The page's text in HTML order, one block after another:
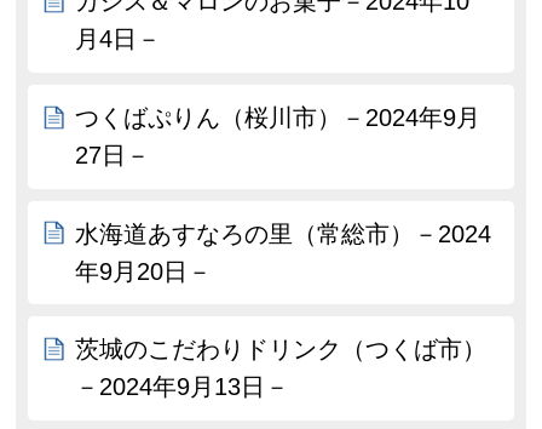
月4日－
つくばぷりん（桜川市）－2024年9月
27日－
水海道あすなろの里（常総市）－2024
年9月20日－
茨城のこだわりドリンク（つくば市）
－2024年9月13日－